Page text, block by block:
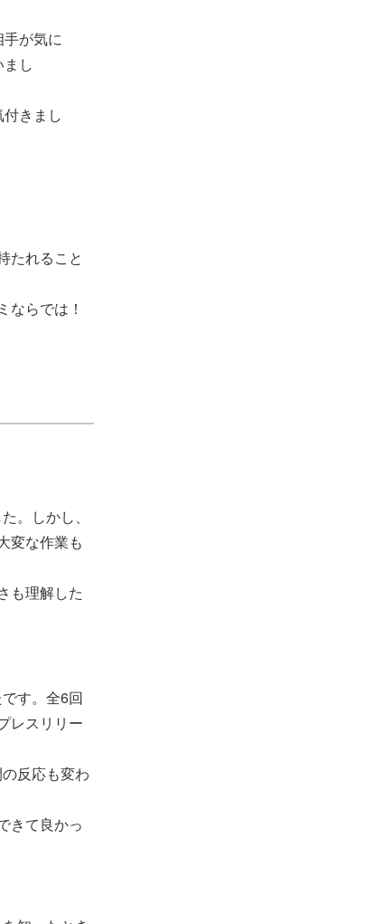
が気に
し
きまし
たれること
ならでは！
。しかし、
変な作業も
も理解した
す。全6回
レスリリー
反応も変わ
きて良かっ